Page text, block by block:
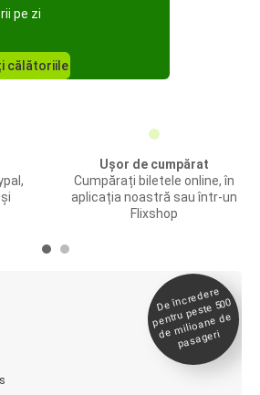
pe zi
călătoriile
Ușor de cumpărat
Cumpărați biletele online, în
aplicația noastră sau într-un
Flixshop
De încredere
pentru peste 500
de
milioane de
pasageri